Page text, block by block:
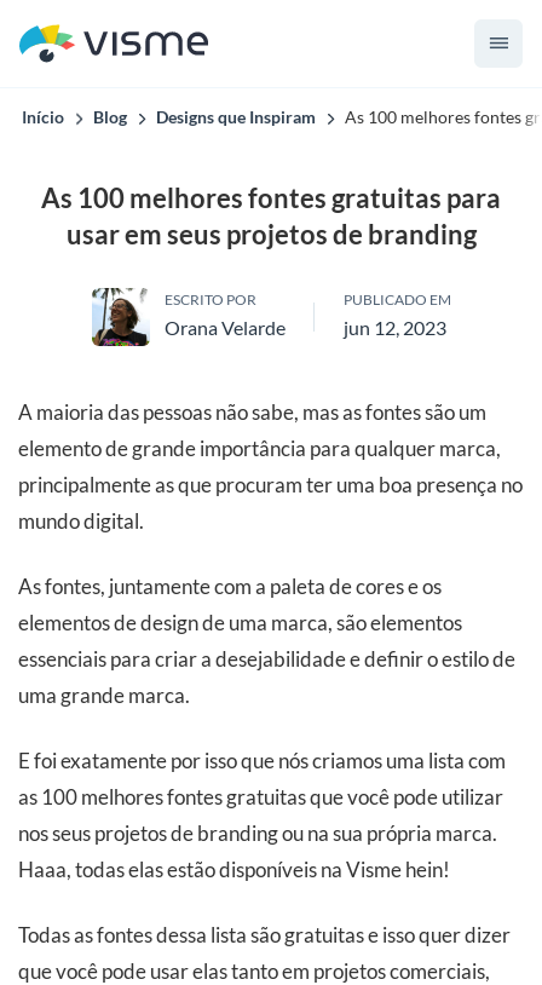
Início Blog Designs que Inspiram As 100 melhores fontes
As 100 melhores fontes gratuitas para
usar em seus projetos de branding
ESCRITO POR
Orana Velarde
PUBLICADO EM
jun 12, 2023
A maioria das pessoas não sabe, mas as fontes são um
elemento de grande importância para qualquer marca,
principalmente as que procuram ter uma boa presença no
mundo digital.
As fontes, juntamente com a paleta de cores e os
elementos de design de uma marca, são elementos
essenciais para criar a desejabilidade e definir o estilo de
uma grande marca.
E foi exatamente por isso que nós criamos uma lista com
as 100 melhores fontes gratuitas que você pode utilizar
nos seus projetos de branding ou na sua própria marca.
Haaa, todas elas estão disponíveis na Visme hein!
Todas as fontes dessa lista são gratuitas e isso quer dizer
que você pode usar elas tanto em projetos comerciais,